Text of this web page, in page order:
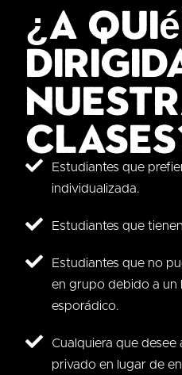
¿A
Estudiantes que
individualizada.
Estudiantes que
Estudiantes que no
en grupo debido a un
esporádico.
Cualquiera que
privado en lugar de